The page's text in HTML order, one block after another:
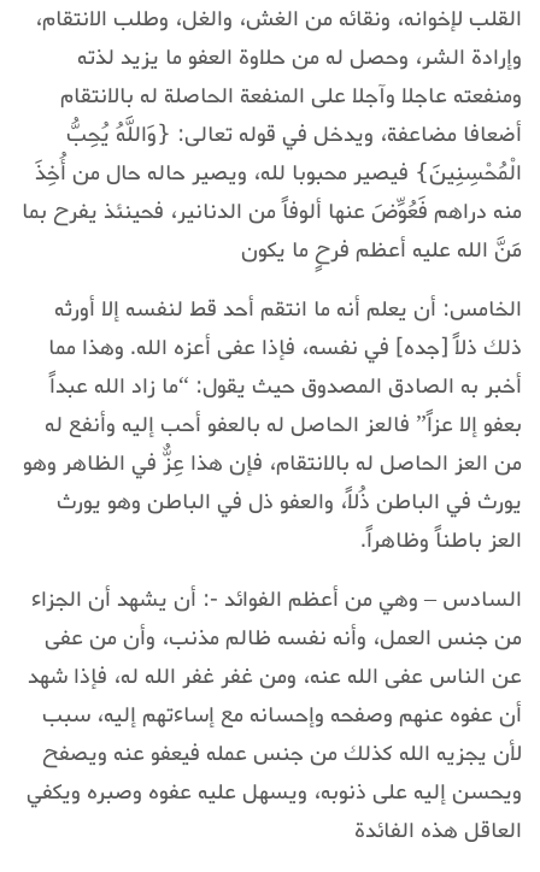
القلب لإخوانه، ونقائه من الغش، والغل، وطلب الانتقام،
وإرادة الشر، وحصل له من حلاوة العفو ما يزيد لذته
ومنفعته عاجلا وآجلا على المنفعة الحاصلة له بالانتقام
أضعافا مضاعفة، ويدخل في قوله تعالى: {وَاللَّهُ يُحِبُّ
الْمُحْسِنِينَ} فيصير محبوبا لله، ويصير حاله حال من أُخِذَ
منه دراهم فَعُوِّضَ عنها ألوفاً من الدنانير، فحينئذ يفرح بما
مَنَّ الله عليه أعظم فرحٍ ما يكون
الخامس: أن يعلم أنه ما انتقم أحد قط لنفسه إلا أورثه
ذلك ذلاً [جده] في نفسه، فإذا عفى أعزه الله. وهذا مما
أخبر به الصادق المصدوق حيث يقول: “ما زاد الله عبداً
بعفو إلا عزاً” فالعز الحاصل له بالعفو أحب إليه وأنفع له
من العز الحاصل له بالانتقام، فإن هذا عِزٌّ في الظاهر وهو
يورث في الباطن ذُلاً، والعفو ذل في الباطن وهو يورث
العز باطناً وظاهراً.
السادس – وهي من أعظم الفوائد -: أن يشهد أن الجزاء
من جنس العمل، وأنه نفسه ظالم مذنب، وأن من عفى
عن الناس عفى الله عنه، ومن غفر غفر الله له، فإذا شهد
أن عفوه عنهم وصفحه وإحسانه مع إساءتهم إليه، سبب
لأن يجزيه الله كذلك من جنس عمله فيعفو عنه ويصفح
ويحسن إليه على ذنوبه، ويسهل عليه عفوه وصبره ويكفي
العاقل هذه الفائدة